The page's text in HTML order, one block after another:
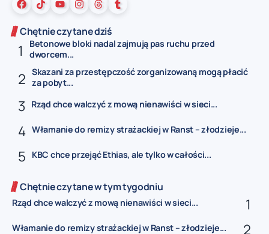
Chętnie czytane dziś
Betonowe bloki nadal zajmują pas ruchu przed
dworcem...
Skazani za przestępczość zorganizowaną mogą płacić
za pobyt...
Rząd chce walczyć z mową nienawiści w sieci...
Włamanie do remizy strażackiej w Ranst – złodzieje...
KBC chce przejąć Ethias, ale tylko w całości...
Chętnie czytane w tym tygodniu
Rząd chce walczyć z mową nienawiści w sieci...
Włamanie do remizy strażackiej w Ranst – złodzieje...